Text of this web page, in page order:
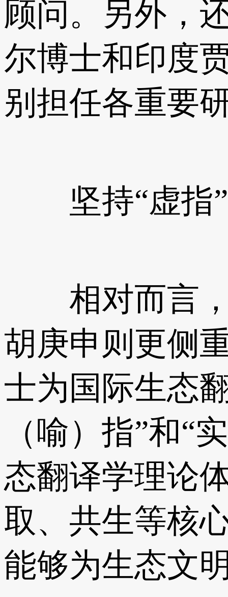
顾问。另外，
尔博士和印度
别担任各重要
坚持“虚指”
相对而言，
胡庚申则更侧
士为国际生态
（喻）指”和“
态翻译学理论
取、共生等核
能够为生态文